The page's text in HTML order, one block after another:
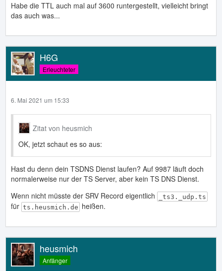
Habe die TTL auch mal auf 3600 runtergestellt, vielleicht bringt
das auch was...
H6G
Erleuchteter
6. Mai 2021 um 15:33
Zitat von heusmich
OK, jetzt schaut es so aus:
Hast du denn dein TSDNS Dienst laufen? Auf 9987 läuft doch
normalerweise nur der TS Server, aber kein TS DNS Dienst.
Wenn nicht müsste der SRV Record eigentlich
_ts3._udp.ts
für ts.heusmich.de heißen.
heusmich
Anfänger